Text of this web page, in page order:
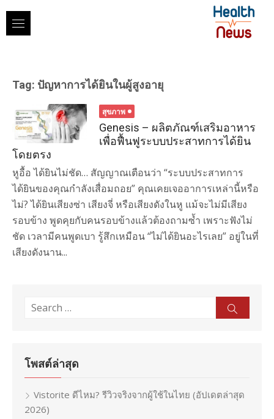
content
Tag: ปัญหาการได้ยินในผู้สูงอายุ
สุขภาพ
Genesis – ผลิตภัณฑ์เสริมอาหาร
เพื่อฟื้นฟูระบบประสาทการได้ยิน
โดยตรง
หูอื้อ ได้ยินไม่ชัด… สัญญาณเตือนว่า “ระบบประสาทการ
ได้ยินของคุณกำลังเสื่อมถอย” คุณเคยเจออาการเหล่านี้หรือ
ไม่? ได้ยินเสียงซ่า เสียงจี่ หรือเสียงดังในหู แม้จะไม่มีเสียง
รอบข้าง พูดคุยกับคนรอบข้างแล้วต้องถามซ้ำ เพราะฟังไม่
ชัด เวลามีคนพูดเบา รู้สึกเหมือน “ไม่ได้ยินอะไรเลย” อยู่ในที่
เสียงดังนาน...
Search
โพสต์ล่าสุด
Vistorite ดีไหม? รีวิวจริงจากผู้ใช้ในไทย (อัปเดตล่าสุด
2026)